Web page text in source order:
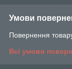
Умови
Повернення
Всі умови